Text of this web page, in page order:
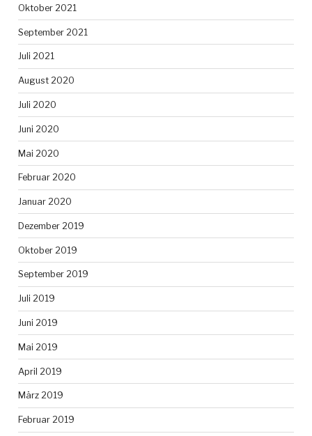
Oktober 2021
September 2021
Juli 2021
August 2020
Juli 2020
Juni 2020
Mai 2020
Februar 2020
Januar 2020
Dezember 2019
Oktober 2019
September 2019
Juli 2019
Juni 2019
Mai 2019
April 2019
März 2019
Februar 2019